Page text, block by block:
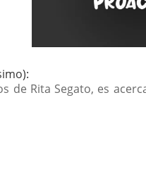
de Rita Segato, es